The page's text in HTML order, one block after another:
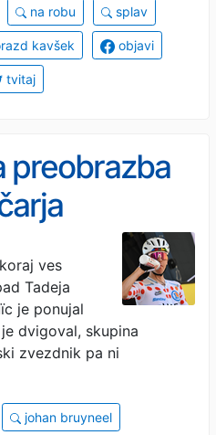
na robu splav
kavšek objavi
tvitaj
preobrazba
ves
Tadeja
je ponujal
dvigoval, skupina
zvezdnik pa ni
johan bruyneel